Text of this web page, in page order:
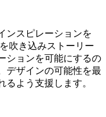
ンスピレーションを
吹き込みストーリー
ションを可能にするの
デザインの可能性を最
よう支援します。